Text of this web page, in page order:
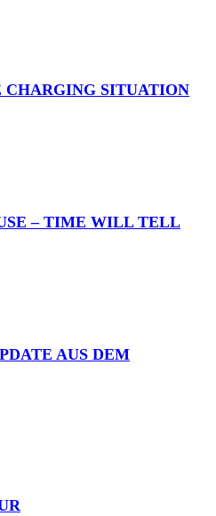
SITUATION
– TIME WILL TELL
AUS DEM